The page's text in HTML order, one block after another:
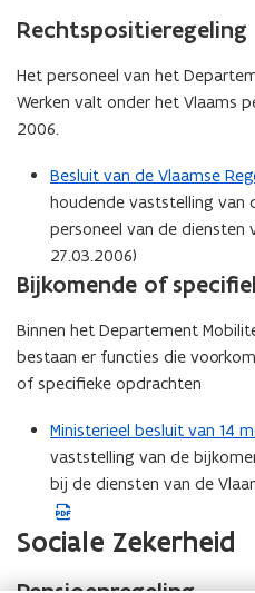
t
r
)
e
t
i
n
n
i
e
u
e
n
s
e
r
)
a
d
o
p
n
i
n
i
e
u
v
e
n
s
t
Rechtspositieregeling
Het personeel van het
Werken valt onder het Vlaams
2006.
Besluit van de Vlaamse
houdende vaststelling van
personeel van de diensten
27.03.2006)
Bijkomende of
Binnen het Departement
bestaan er functies die
of specifieke opdrachten
Ministerieel besluit van 14
(
b
e
s
t
vaststelling van de
bij de diensten van de
Sociale Zekerheid